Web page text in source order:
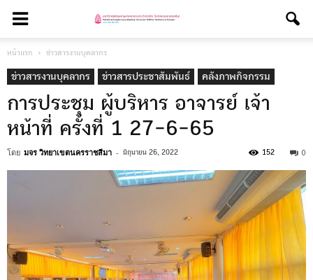
หน้าแรก ข่าวสารงานบุคลากร
ข่าวสารงานบุคลากร ข่าวสารประชาสัมพันธ์ คลังภาพกิจกรรม
การประชุม ผู้บริหาร อาจารย์ เจ้า
หน้าที่ ครั้งที่ 1 27-6-65
โดย มจร วิทยาเขตนครราชสีมา - มิถุนายน 26, 2022 0
152